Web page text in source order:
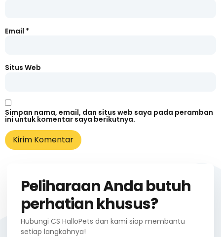
Email *
Situs Web
Simpan nama, email, dan situs web saya pada peramban
ini untuk komentar saya berikutnya.
Peliharaan Anda butuh
perhatian khusus?
Hubungi CS HalloPets dan kami siap membantu
setiap langkahnya!